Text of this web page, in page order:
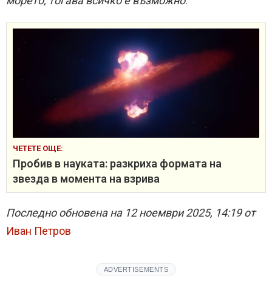
ЧЕТЕТЕ ОЩЕ:
Пробив в науката: разкриха формата на
звезда в момента на взрива
Последно обновена на 12 ноември 2025, 14:19 от
Иван Петров
ADVERTISEMENTS